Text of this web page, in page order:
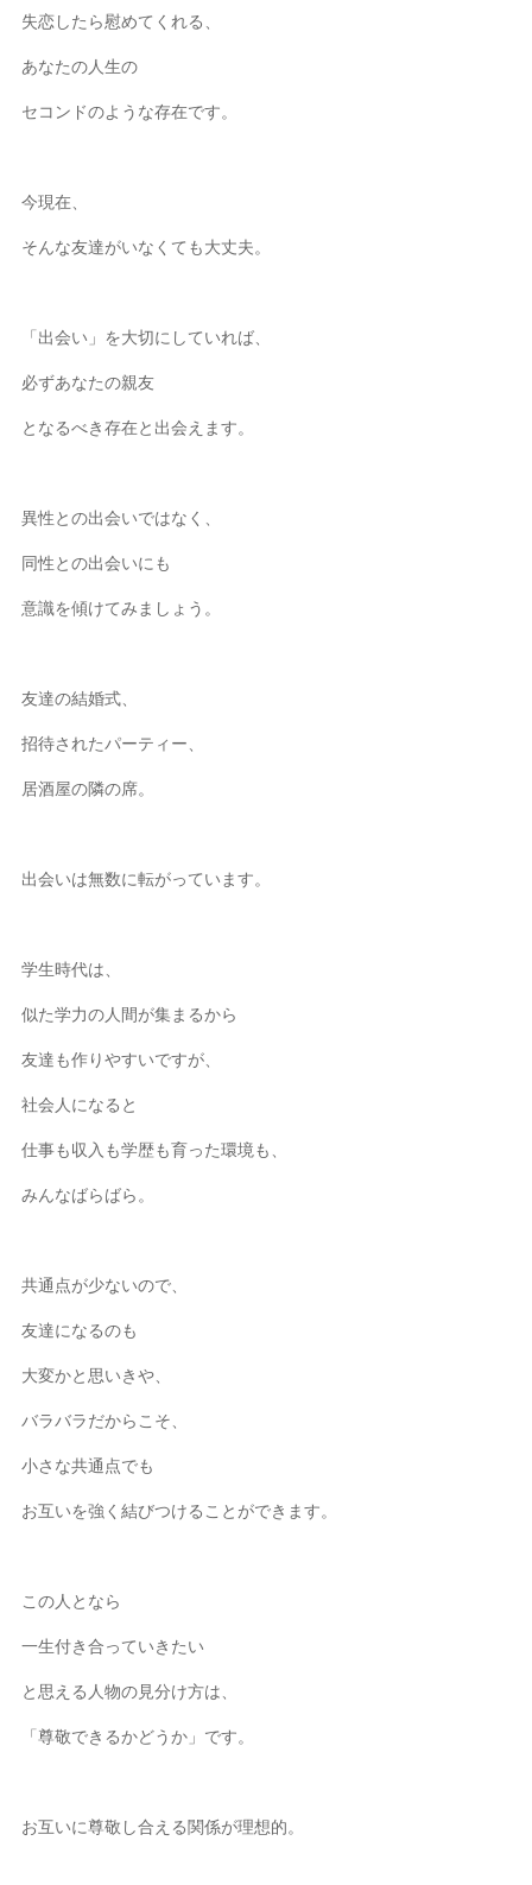
失恋したら慰めてくれる、
あなたの人生の
セコンドのような存在です。
今現在、
そんな友達がいなくても大丈夫。
「出会い」を大切にしていれば、
必ずあなたの親友
となるべき存在と出会えます。
異性との出会いではなく、
同性との出会いにも
意識を傾けてみましょう。
友達の結婚式、
招待されたパーティー、
居酒屋の隣の席。
出会いは無数に転がっています。
学生時代は、
似た学力の人間が集まるから
友達も作りやすいですが、
社会人になると
仕事も収入も学歴も育った環境も、
みんなばらばら。
共通点が少ないので、
友達になるのも
大変かと思いきや、
バラバラだからこそ、
小さな共通点でも
お互いを強く結びつけることができます。
この人となら
一生付き合っていきたい
と思える人物の見分け方は、
「尊敬できるかどうか」です。
お互いに尊敬し合える関係が理想的。